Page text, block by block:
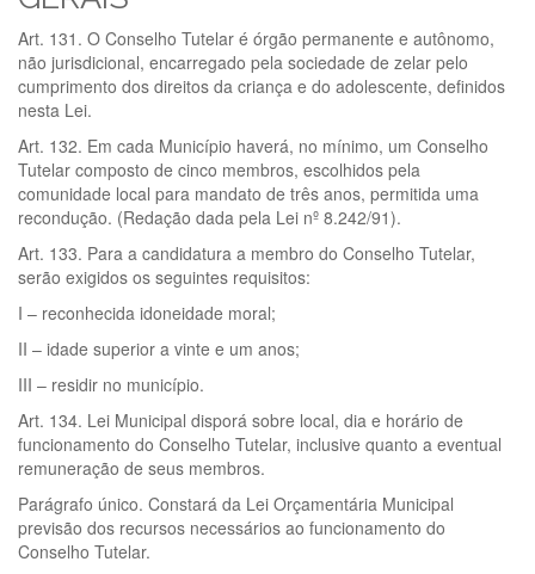
Art. 131. O Conselho Tutelar é órgão permanente e autônomo,
não jurisdicional, encarregado pela sociedade de zelar pelo
cumprimento dos direitos da criança e do adolescente, definidos
nesta Lei.
Art. 132. Em cada Município haverá, no mínimo, um Conselho
Tutelar composto de cinco membros, escolhidos pela
comunidade local para mandato de três anos, permitida uma
recondução. (Redação dada pela Lei nº 8.242/91).
Art. 133. Para a candidatura a membro do Conselho Tutelar,
serão exigidos os seguintes requisitos:
I – reconhecida idoneidade moral;
II – idade superior a vinte e um anos;
III – residir no município.
Art. 134. Lei Municipal disporá sobre local, dia e horário de
funcionamento do Conselho Tutelar, inclusive quanto a eventual
remuneração de seus membros.
Parágrafo único. Constará da Lei Orçamentária Municipal
previsão dos recursos necessários ao funcionamento do
Conselho Tutelar.